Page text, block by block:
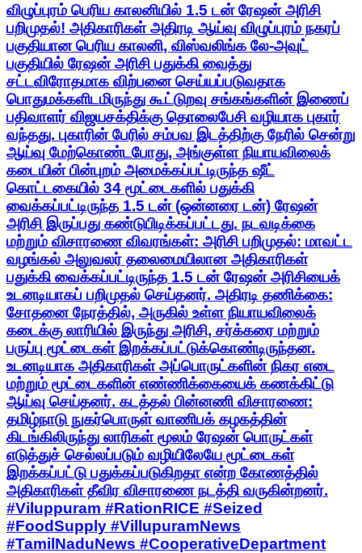
விழுப்புரம் பெரிய காலனியில் 1.5 டன் ரேஷன் அரிசி
பறிமுதல்! அதிகாரிகள் அதிரடி ஆய்வு விழுப்புரம் நகரப்
பகுதியான பெரிய காலனி, விஸ்வலிங்க லே-அவுட்
பகுதியில் ரேஷன் அரிசி பதுக்கி வைத்து
சட்டவிரோதமாக விற்பனை செய்யப்படுவதாக
பொதுமக்களிடமிருந்து கூட்டுறவு சங்கங்களின் இணைப்
பதிவாளர் விஜயசக்திக்கு தொலைபேசி வழியாக புகார்
வந்தது. புகாரின் பேரில் சம்பவ இடத்திற்கு நேரில் சென்று
ஆய்வு மேற்கொண்டபோது, அங்குள்ள நியாயவிலைக்
கடையின் பின்புறம் அமைக்கப்பட்டிருந்த ஷீட்
கொட்டகையில் 34 மூட்டைகளில் பதுக்கி
வைக்கப்பட்டிருந்த 1.5 டன் (ஒன்னரை டன்) ரேஷன்
அரிசி இருப்பது கண்டுபிடிக்கப்பட்டது. நடவடிக்கை
மற்றும் விசாரணை விவரங்கள்: அரிசி பறிமுதல்: மாவட்ட
வழங்கல் அலுவலர் தலைமையிலான அதிகாரிகள்
பதுக்கி வைக்கப்பட்டிருந்த 1.5 டன் ரேஷன் அரிசியைக்
உடனடியாகப் பறிமுதல் செய்தனர். அதிரடி தணிக்கை:
சோதனை நேரத்தில், அருகில் உள்ள நியாயவிலைக்
கடைக்கு லாரியில் இருந்து அரிசி, சர்க்கரை மற்றும்
பருப்பு மூட்டைகள் இறக்கப்பட்டுக்கொண்டிருந்தன.
உடனடியாக அதிகாரிகள் அப்பொருட்களின் நிகர எடை
மற்றும் மூட்டைகளின் எண்ணிக்கையைக் கணக்கிட்டு
ஆய்வு செய்தனர். கடத்தல் பின்னணி விசாரணை:
தமிழ்நாடு நுகர்பொருள் வாணிபக் கழகத்தின்
கிடங்கிலிருந்து லாரிகள் மூலம் ரேஷன் பொருட்கள்
எடுத்துச் செல்லப்படும் வழியிலேயே மூட்டைகள்
இறக்கப்பட்டு பதுக்கப்படுகிறதா என்ற கோணத்தில்
அதிகாரிகள் தீவிர விசாரணை நடத்தி வருகின்றனர்.
#Viluppuram #RationRICE #Seized
#FoodSupply #VillupuramNews
#TamilNaduNews #CooperativeDepartment